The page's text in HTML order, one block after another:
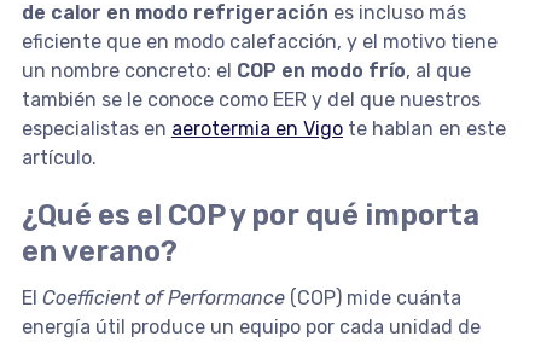
de calor en modo refrigeración es incluso más
eficiente que en modo calefacción, y el motivo tiene
un nombre concreto: el COP en modo frío, al que
también se le conoce como EER y del que nuestros
especialistas en aerotermia en Vigote hablan en este
artículo.
¿Qué es el COP y por qué importa
en verano?
El Coefficient of Performance(COP) mide cuánta
energía útil produce un equipo por cada unidad de